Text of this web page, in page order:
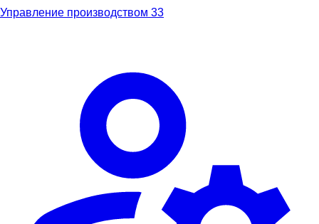
Управление производством 33